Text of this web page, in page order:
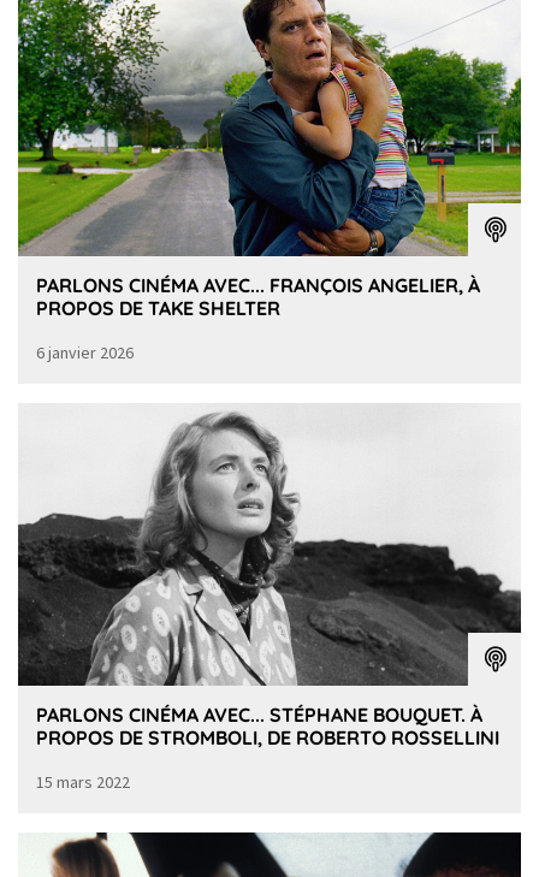
PARLONS CINÉMA AVEC... FRANÇOIS ANGELIER, À
PROPOS DE TAKE SHELTER
6 janvier 2026
PARLONS CINÉMA AVEC... STÉPHANE BOUQUET. À
PROPOS DE STROMBOLI, DE ROBERTO ROSSELLINI
15 mars 2022